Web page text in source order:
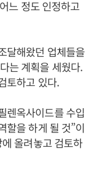
느 정도 인정하고
달해왔던 업체들을
는 계획을 세웠다.
토하고 있다.
렌옥사이드를 수입
할을 하게 될 것”이
올려놓고 검토하